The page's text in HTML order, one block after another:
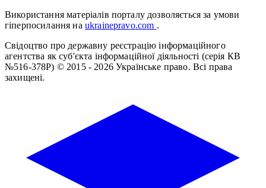
Використання матеріалів порталу дозволяється за умови
гіперпосилання на ukrainepravo.com .
Свідоцтво про державну реєстрацію інформаційного
агентства як суб'єкта інформаційної діяльності (серія КВ
№516-378Р) © 2015 - 2026 Українське право. Всі права
захищені.